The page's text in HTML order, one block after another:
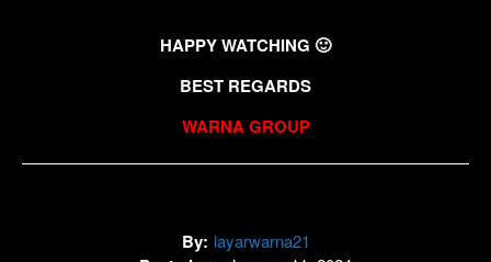
HAPPY WATCHING 🙂
BEST REGARDS
WARNA GROUP
By: layarwarna21